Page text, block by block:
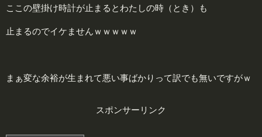
ここの壁掛け時計が止まるとわたしの時（とき）も
止まるのでイケませんｗｗｗｗｗ
まぁ変な余裕が生まれて悪い事ばかりって訳でも無いですがｗ
スポンサーリンク